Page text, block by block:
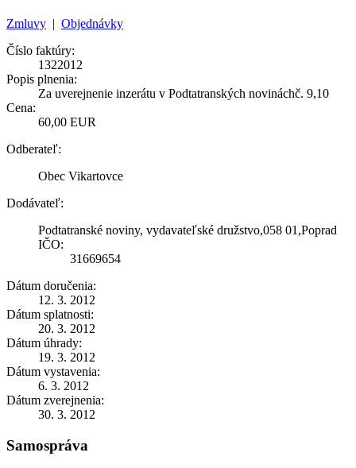
Zmluvy | Objednávky
Číslo faktúry:
1322012
Popis plnenia:
Za uverejnenie inzerátu v Podtatranských novináchč. 9,10
Cena:
60,00 EUR
Odberateľ:
Obec Vikartovce
Dodávateľ:
Podtatranské noviny, vydavateľské družstvo,058 01,Poprad
IČO:
31669654
Dátum doručenia:
12. 3. 2012
Dátum splatnosti:
20. 3. 2012
Dátum úhrady:
19. 3. 2012
Dátum vystavenia:
6. 3. 2012
Dátum zverejnenia:
30. 3. 2012
Samospráva